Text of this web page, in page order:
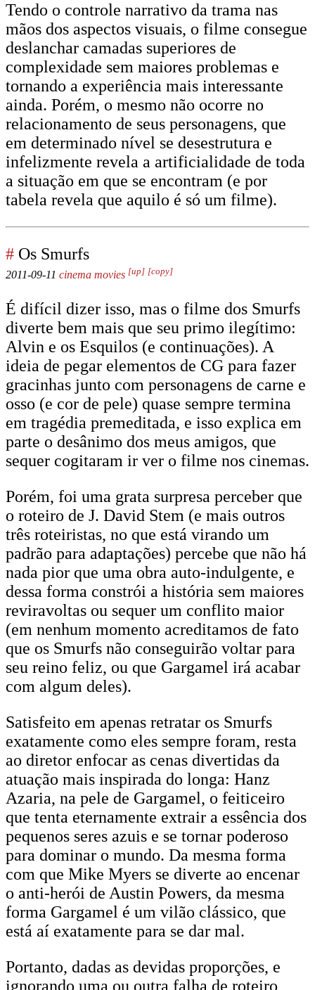
Tendo o controle narrativo da trama nas
mãos dos aspectos visuais, o filme consegue
deslanchar camadas superiores de
complexidade sem maiores problemas e
tornando a experiência mais interessante
ainda. Porém, o mesmo não ocorre no
relacionamento de seus personagens, que
em determinado nível se desestrutura e
infelizmente revela a artificialidade de toda
a situação em que se encontram (e por
tabela revela que aquilo é só um filme).
# Os Smurfs
2011-09-11 cinema movies [up] [copy]
É difícil dizer isso, mas o filme dos Smurfs
diverte bem mais que seu primo ilegítimo:
Alvin e os Esquilos (e continuações). A
ideia de pegar elementos de CG para fazer
gracinhas junto com personagens de carne e
osso (e cor de pele) quase sempre termina
em tragédia premeditada, e isso explica em
parte o desânimo dos meus amigos, que
sequer cogitaram ir ver o filme nos cinemas.
Porém, foi uma grata surpresa perceber que
o roteiro de J. David Stem (e mais outros
três roteiristas, no que está virando um
padrão para adaptações) percebe que não há
nada pior que uma obra auto-indulgente, e
dessa forma constrói a história sem maiores
reviravoltas ou sequer um conflito maior
(em nenhum momento acreditamos de fato
que os Smurfs não conseguirão voltar para
seu reino feliz, ou que Gargamel irá acabar
com algum deles).
Satisfeito em apenas retratar os Smurfs
exatamente como eles sempre foram, resta
ao diretor enfocar as cenas divertidas da
atuação mais inspirada do longa: Hanz
Azaria, na pele de Gargamel, o feiticeiro
que tenta eternamente extrair a essência dos
pequenos seres azuis e se tornar poderoso
para dominar o mundo. Da mesma forma
com que Mike Myers se diverte ao encenar
o anti-herói de Austin Powers, da mesma
forma Gargamel é um vilão clássico, que
está aí exatamente para se dar mal.
Portanto, dadas as devidas proporções, e
ignorando uma ou outra falha de roteiro